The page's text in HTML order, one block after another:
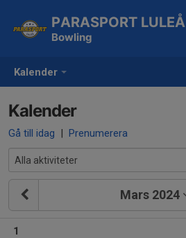
Kalender
PARASPORT LULEÅ
Bowling
Kalender
Gå till idag | Prenumerera
Mars 2024
1